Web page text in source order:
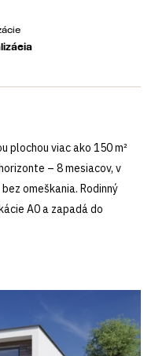
plochou viac ako 150 m²
– 8 mesiacov, v
omeškania. Rodinný
A0 a zapadá do